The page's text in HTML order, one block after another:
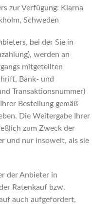
zur Verfügung: Klarna
Schweden
bei der Sie in
werden an
mitgeteilten
Bank- und
Transaktionsnummer)
Bestellung gemäß
Die Weitergabe Ihrer
zum Zweck der
und nur insoweit, als sie
der Anbieter in
Ratenkauf bzw.
auch aufgefordert,